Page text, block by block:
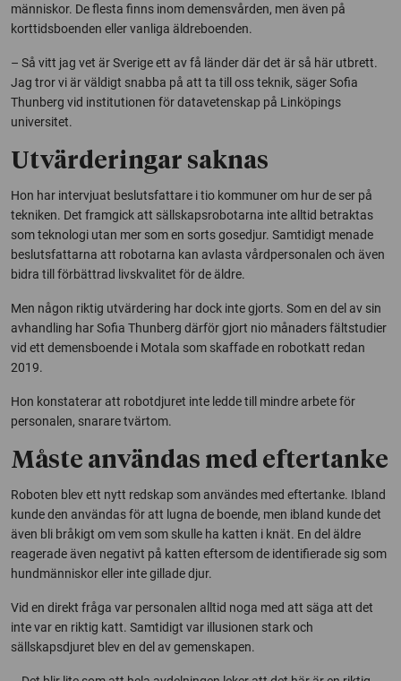
människor. De flesta finns inom demensvården, men även på
korttidsboenden eller vanliga äldreboenden.
– Så vitt jag vet är Sverige ett av få länder där det är så här utbrett.
Jag tror vi är väldigt snabba på att ta till oss teknik, säger Sofia
Thunberg vid institutionen för datavetenskap på Linköpings
universitet.
Utvärderingar saknas
Hon har intervjuat beslutsfattare i tio kommuner om hur de ser på
tekniken. Det framgick att sällskapsrobotarna inte alltid betraktas
som teknologi utan mer som en sorts gosedjur. Samtidigt menade
beslutsfattarna att robotarna kan avlasta vårdpersonalen och även
bidra till förbättrad livskvalitet för de äldre.
Men någon riktig utvärdering har dock inte gjorts. Som en del av sin
avhandling har Sofia Thunberg därför gjort nio månaders fältstudier
vid ett demensboende i Motala som skaffade en robotkatt redan
2019.
Hon konstaterar att robotdjuret inte ledde till mindre arbete för
personalen, snarare tvärtom.
Måste användas med eftertanke
Roboten blev ett nytt redskap som användes med eftertanke. Ibland
kunde den användas för att lugna de boende, men ibland kunde det
även bli bråkigt om vem som skulle ha katten i knät. En del äldre
reagerade även negativt på katten eftersom de identifierade sig som
hundmänniskor eller inte gillade djur.
Vid en direkt fråga var personalen alltid noga med att säga att det
inte var en riktig katt. Samtidigt var illusionen stark och
sällskapsdjuret blev en del av gemenskapen.